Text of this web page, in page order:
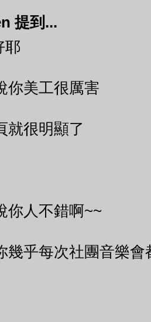
提到...
耶
你美工很厲害
就很明顯了
你人不錯啊~~
幾乎每次社團音樂會